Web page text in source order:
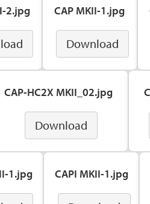
2.jpg CAP MKII-1.jpg
Download
CAP-HC2X MKII_02.jpg
Download
1.jpg CAPI MKII-1.jpg